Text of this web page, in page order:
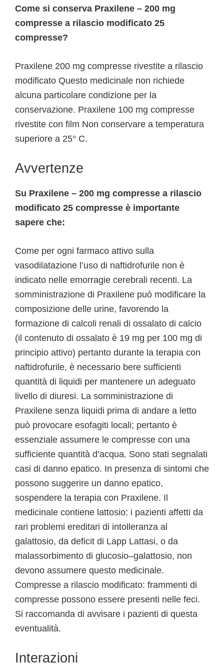
Come si conserva Praxilene – 200 mg
compresse a rilascio modificato 25
compresse?
Praxilene 200 mg compresse rivestite a rilascio
modificato Questo medicinale non richiede
alcuna particolare condizione per la
conservazione. Praxilene 100 mg compresse
rivestite con film Non conservare a temperatura
superiore a 25° C.
Avvertenze
Su Praxilene – 200 mg compresse a rilascio
modificato 25 compresse è importante
sapere che:
Come per ogni farmaco attivo sulla
vasodilatazione l’uso di naftidrofurile non è
indicato nelle emorragie cerebrali recenti. La
somministrazione di Praxilene può modificare la
composizione delle urine, favorendo la
formazione di calcoli renali di ossalato di calcio
(il contenuto di ossalato è 19 mg per 100 mg di
principio attivo) pertanto durante la terapia con
naftidrofurile, è necessario bere sufficienti
quantità di liquidi per mantenere un adeguato
livello di diuresi. La somministrazione di
Praxilene senza liquidi prima di andare a letto
può provocare esofagiti locali; pertanto è
essenziale assumere le compresse con una
sufficiente quantità d’acqua. Sono stati segnalati
casi di danno epatico. In presenza di sintomi che
possono suggerire un danno epatico,
sospendere la terapia con Praxilene. Il
medicinale contiene lattosio: i pazienti affetti da
rari problemi ereditari di intolleranza al
galattosio, da deficit di Lapp Lattasi, o da
malassorbimento di glucosio–galattosio, non
devono assumere questo medicinale.
Compresse a rilascio modificato: frammenti di
compresse possono essere presenti nelle feci.
Si raccomanda di avvisare i pazienti di questa
eventualità.
Interazioni